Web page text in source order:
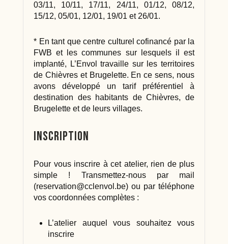
03/11, 10/11, 17/11, 24/11, 01/12, 08/12,
15/12, 05/01, 12/01, 19/01 et 26/01.
* En tant que centre culturel cofinancé par la
FWB et les communes sur lesquels il est
implanté, L’Envol travaille sur les territoires
de Chièvres et Brugelette. En ce sens, nous
avons développé un tarif préférentiel à
destination des habitants de Chièvres, de
Brugelette et de leurs villages.
Inscription
Pour vous inscrire à cet atelier, rien de plus
simple ! Transmettez-nous par mail
(reservation@cclenvol.be) ou par téléphone
vos coordonnées complètes :
L’atelier auquel vous souhaitez vous
inscrire